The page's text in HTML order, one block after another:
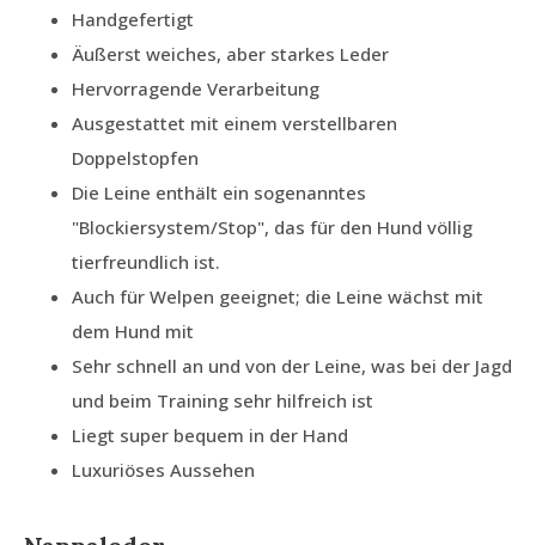
Handgefertigt
Äußerst weiches, aber starkes Leder
Hervorragende Verarbeitung
Ausgestattet mit einem verstellbaren
Doppelstopfen
Die Leine enthält ein sogenanntes
"Blockiersystem/Stop", das für den Hund völlig
tierfreundlich ist.
Auch für Welpen geeignet; die Leine wächst mit
dem Hund mit
Sehr schnell an und von der Leine, was bei der Jagd
und beim Training sehr hilfreich ist
Liegt super bequem in der Hand
Luxuriöses Aussehen